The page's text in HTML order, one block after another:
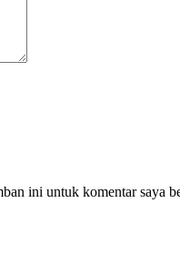
ini untuk komentar saya